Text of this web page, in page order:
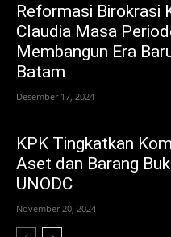
Reformasi Birokrasi
Claudia Masa
Membangun Era
Batam
Desember 17, 2024
KPK Tingkatkan
Aset dan Barang
UNODC
November 20, 2024